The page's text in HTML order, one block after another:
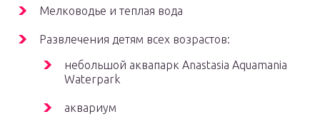
Мелководье и теплая вода
Развлечения детям всех возрастов:
небольшой аквапарк Anastasia Aquamania
Waterpark
аквариум